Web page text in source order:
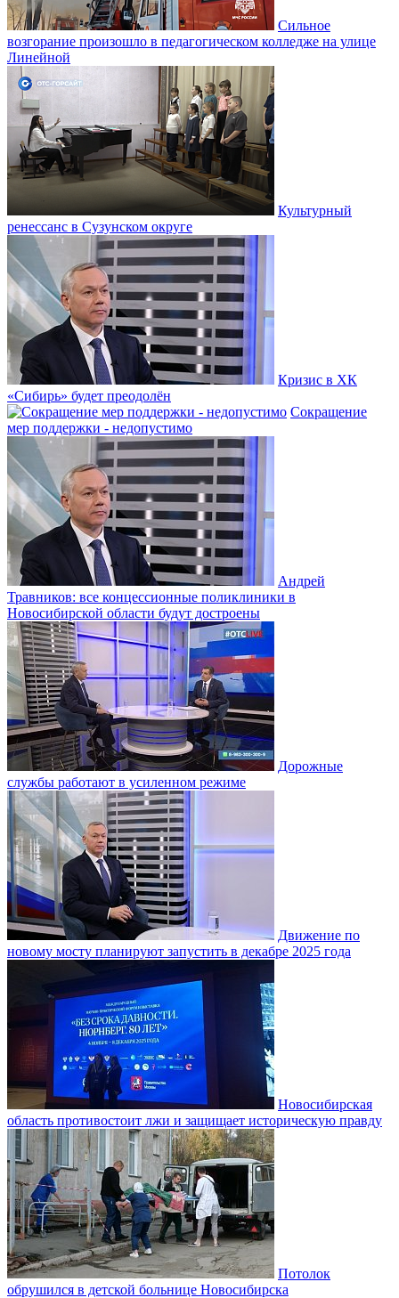
Сильное
возгорание произошло в педагогическом колледже на улице
Линейной
Культурный
ренессанс в Сузунском округе
Кризис в ХК
«Сибирь» будет преодолён
Сокращение
мер поддержки - недопустимо
Андрей
Травников: все концессионные поликлиники в
Новосибирской области будут достроены
Дорожные
службы работают в усиленном режиме
Движение по
новому мосту планируют запустить в декабре 2025 года
Новосибирская
область противостоит лжи и защищает историческую правду
Потолок
обрушился в детской больнице Новосибирска